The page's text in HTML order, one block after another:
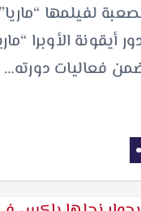
لفيلمها
أيقونة الأوبرا
فعاليات دورته…